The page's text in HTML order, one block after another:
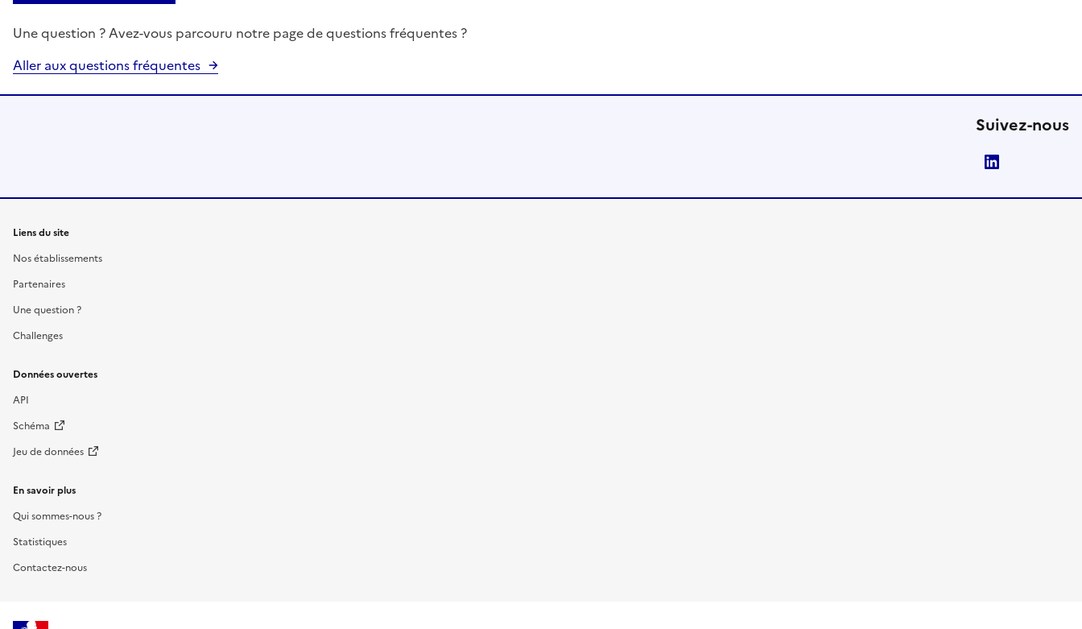
Une question ? Avez-vous parcouru notre page de questions fréquentes ?
Aller aux questions fréquentes
Suivez-nous
Liens du site
Nos établissements
Partenaires
Une question ?
Challenges
Données ouvertes
API
Schéma
Jeu de données
En savoir plus
Qui sommes-nous ?
Statistiques
Contactez-nous